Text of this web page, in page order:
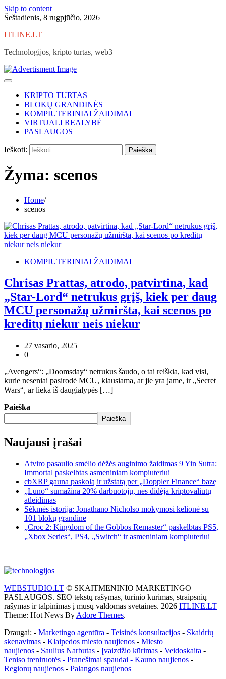
Skip to content
Šeštadienis, 8 rugpjūčio, 2026
ITLINE.LT
Technologijos, kripto turtas, web3
KRIPTO TURTAS
BLOKŲ GRANDINĖS
KOMPIUTERINIAI ŽAIDIMAI
VIRTUALI REALYBĖ
PASLAUGOS
Ieškoti:
Žyma: scenos
Home
scenos
KOMPIUTERINIAI ŽAIDIMAI
Chrisas Prattas, atrodo, patvirtina, kad
„Star-Lord“ netrukus grįš, kiek per daug
MCU personažų užmiršta, kai scenos po
kreditų niekur neis niekur
27 vasario, 2025
0
„Avengers“: „Doomsday“ netrukus šaudo, o tai reiškia, kad visi,
kurie neseniai pasirodė MCU, klausiama, ar jie yra jame, ir „Secret
Wars“, ar lieka iš daugialypės […]
Paieška
Paieška
Naujausi įrašai
Atviro pasaulio smėlio dėžės auginimo žaidimas 9 Yin Sutra:
Immortal paskelbtas asmeniniam kompiuteriui
cbXRP gauna paskolą ir užstatą per „Doppler Finance“ bazę
„Luno“ sumažina 20% darbuotojų, nes didėja kriptovaliutų
atleidimas
Sėkmės istorija: Jonathano Nicholso mokymosi kelionė su
101 blokų grandine
„Croc 2: Kingdom of the Gobbos Remaster“ paskelbtas PS5,
„Xbox Series“, PS4, „Switch“ ir asmeniniam kompiuteriui
WEBSTUDIO.LT © SKAITMENINIO MARKETINGO
PASLAUGOS. SEO tekstų rašymas, turinio kūrimas, straipsnių
rašymas ir talpinimas į mūsų valdomas svetaines. 2026 ITLINE.LT
Theme: Hot News By Adore Themes.
Draugai: - Marketingo agentūra - Teisinės konsultacijos - Skaidrių
skenavimas - Klaipedos miesto naujienos - Miesto
naujienos - Saulius Narbutas - Įvaizdžio kūrimas - Veidoskaita -
Teniso treniruotės - Pranešimai spaudai - Kauno naujienos -
Regionų naujienos - Palangos naujienos